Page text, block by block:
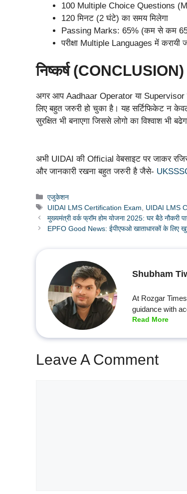
100 Multiple Choice Questions
120 मिनट (2 घंटे) का समय मिलेगा
Passing Marks: 65% (कम से कम 65
परीक्षा Multiple Languages में करायी
निष्कर्ष (CONCLUSION)
अगर आप Aadhaar Operator या
लिए बहुत जरुरी हो चुका है। यह सर्टिफिकेट न
सुरक्षित भी बनाएगा जिससे लोगो का विश्वाश भी
अभी UIDAI की Official वेबसाइट पर जाकर
और जानकारी रखना बहुत जरुरी है जैसे-
Categories
एजुकेशन
Tags
UIDAI LMS Certification Exam
UIDAI LMS
मुख्यमंत्री वर्क फ्रॉम होम योजना 2025: घर बैठे
EPFO Good News: ईपीएफओ खाताधारकों के लिए
Shubham
At Rozgar
guidance with
Read More
Leave A Comment